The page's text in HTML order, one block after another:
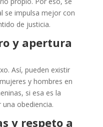
se impulsa mejor con
de justicia.
y apertura
Así, pueden existir
y hombres en
si esa es la
obediencia.
y respeto a